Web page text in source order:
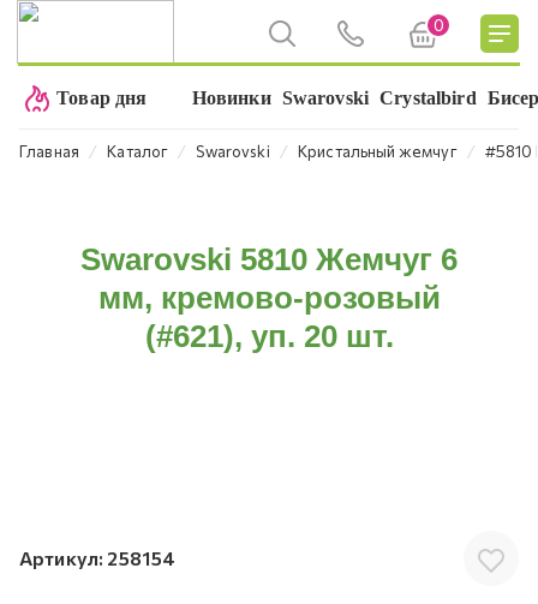
0
Товар дня Новинки Swarovski Crystalbird
Главная ⁄ Каталог ⁄ Swarovski ⁄ Кристальный жемчуг ⁄ #5810
Swarovski 5810 Жемчуг 6
мм, кремово-розовый
(#621), уп. 20 шт.
Артикул: 258154